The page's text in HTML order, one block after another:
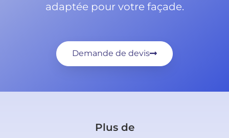
adaptée pour votre façade.
Demande de devis
Plus de